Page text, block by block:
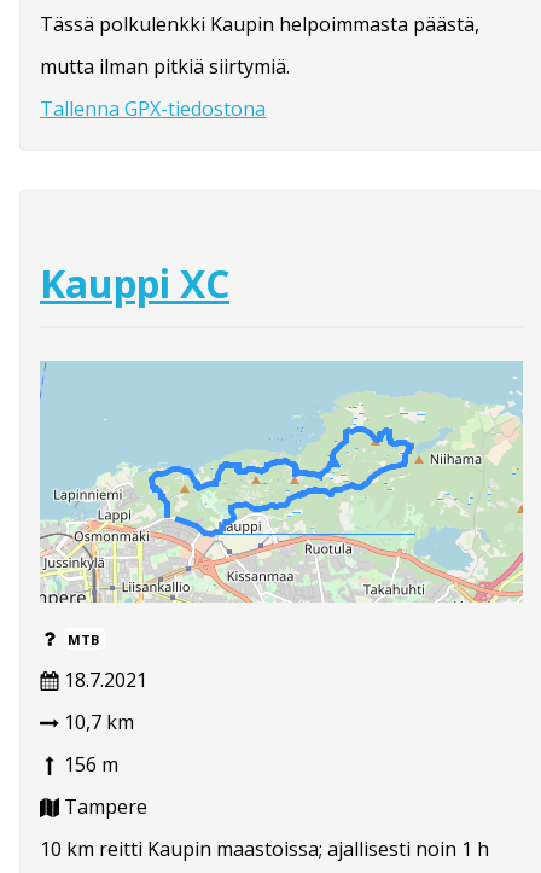
Tässä polkulenkki Kaupin helpoimmasta päästä,
mutta ilman pitkiä siirtymiä.
Tallenna GPX-tiedostona
Kauppi XC
MTB
18.7.2021
10,7 km
156 m
Tampere
10 km reitti Kaupin maastoissa; ajallisesti noin 1 h